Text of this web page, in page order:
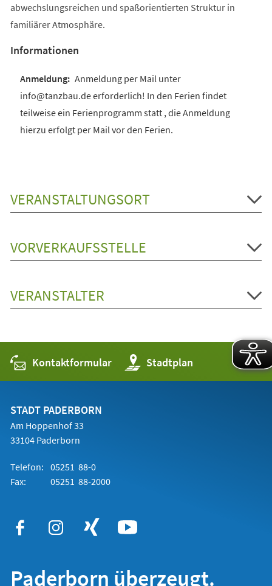
abwechslungsreichen und spaßorientierten Struktur in
familiärer Atmosphäre.
Informationen
Anmeldung per Mail unter
info@tanzbau.de erforderlich! In den Ferien findet
teilweise ein Ferienprogramm statt , die Anmeldung
hierzu erfolgt per Mail vor den Ferien.
VERANSTALTUNGSORT
VORVERKAUFSSTELLE
VERANSTALTER
Kontaktformular Stadtplan
(Öffnet
in
einem
STADT PADERBORN
Am Hoppenhof 33
33104 Paderborn
Telefon: 05251 88-0
Fax:
05251 88-2000
Paderborn überzeugt.